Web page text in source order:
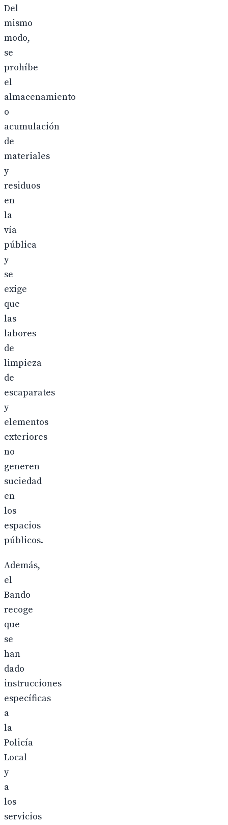
Del
mismo
modo,
se
prohíbe
el
almacenamiento
o
acumulación
de
materiales
y
residuos
en
la
vía
pública
y
se
exige
que
las
labores
de
limpieza
de
escaparates
y
elementos
exteriores
no
generen
suciedad
en
los
espacios
públicos.
Además,
el
Bando
recoge
que
se
han
dado
instrucciones
específicas
a
la
Policía
Local
y
a
los
servicios